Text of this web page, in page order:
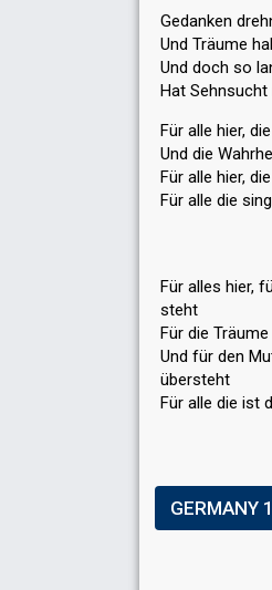
Gedanken
Und Träume
Und doch so
Hat Sehnsucht
Für alle hier,
Und die
Für alle hier,
Für alle die
Für alles hier,
steht
Für die
Und für den
übersteht
Für аlle die ist
GERMANY